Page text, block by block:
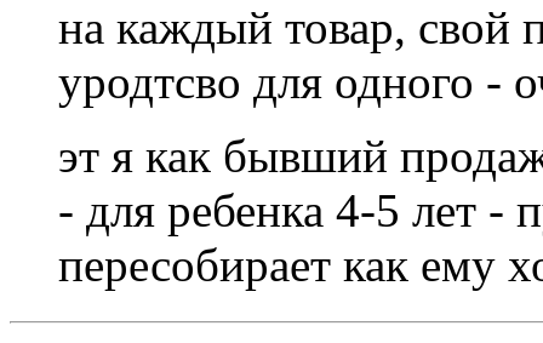
на каждый товар, свой
уродтсво для одного -
эт я как бывший
- для ребенка 4-5 лет -
пересобирает как ему